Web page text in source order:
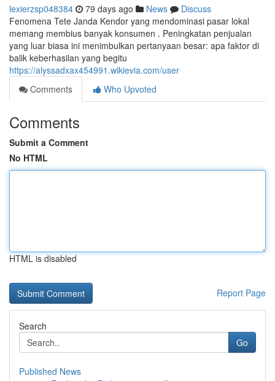
lexierzsp048384 79 days ago News
Discuss
Fenomena Tete Janda Kendor yang mendominasi pasar lokal
memang membius banyak konsumen . Peningkatan penjualan
yang luar biasa ini menimbulkan pertanyaan besar: apa faktor di
balik keberhasilan yang begitu
https://alyssadxax454991.wikievia.com/user
Comments
Who Upvoted
Comments
Submit a Comment
No HTML
HTML is disabled
Report Page
Search
Go
Published News